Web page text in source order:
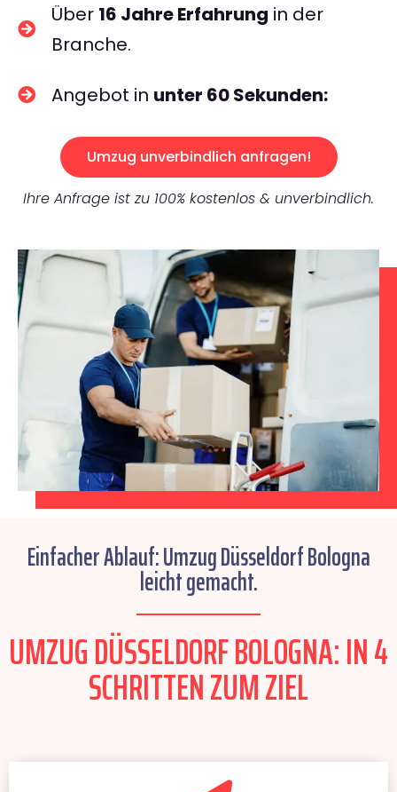
Über 16 Jahre Erfahrung in der
Branche.
Angebot in unter 60 Sekunden:
Umzug unverbindlich anfragen!
Ihre Anfrage ist zu 100% kostenlos & unverbindlich.
Einfacher Ablauf: Umzug Düsseldorf Bologna
leicht gemacht.
UMZUG DÜSSELDORF BOLOGNA: IN 4
SCHRITTEN ZUM ZIEL